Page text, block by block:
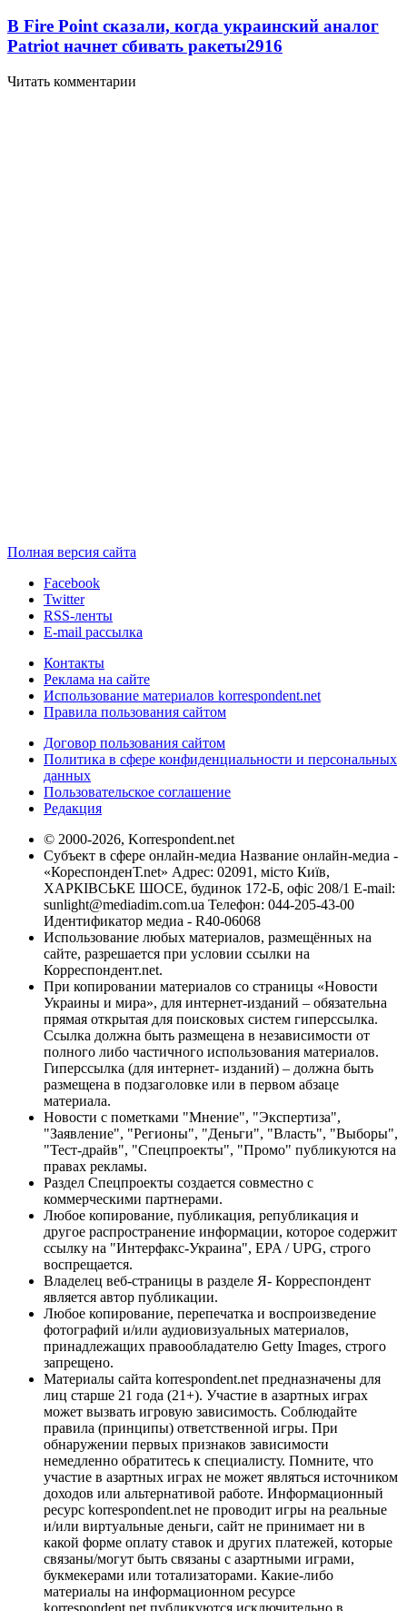
В Fire Point сказали, когда украинский аналог
Patriot начнет сбивать ракеты2916
Читать комментарии
Полная версия сайта
Facebook
Twitter
RSS-ленты
E-mail рассылка
Контакты
Реклама на сайте
Использование материалов korrespondent.net
Правила пользования сайтом
Договор пользования сайтом
Политика в сфере конфиденциальности и персональных
данных
Пользовательское соглашение
Редакция
© 2000-2026, Korrespondent.net
Субъект в сфере онлайн-медиа Название онлайн-медиа -
«КореспонденТ.net» Адрес: 02091, місто Київ,
ХАРКІВСЬКЕ ШОСЕ, будинок 172-Б, офіс 208/1 E-mail:
sunlight@mediadim.com.ua Телефон: 044-205-43-00
Идентификатор медиа - R40-06068
Использование любых материалов, размещённых на
сайте, разрешается при условии ссылки на
Корреспондент.net.
При копировании материалов со страницы «Новости
Украины и мира», для интернет-изданий – обязательна
прямая открытая для поисковых систем гиперссылка.
Ссылка должна быть размещена в независимости от
полного либо частичного использования материалов.
Гиперссылка (для интернет- изданий) – должна быть
размещена в подзаголовке или в первом абзаце
материала.
Новости с пометками "Мнение", "Экспертиза",
"Заявление", "Регионы", "Деньги", "Власть", "Выборы",
"Тест-драйв", "Спецпроекты", "Промо" публикуются на
правах рекламы.
Раздел Спецпроекты создается совместно с
коммерческими партнерами.
Любое копирование, публикация, републикация и
другое распространение информации, которое содержит
ссылку на "Интерфакс-Украина", EPA / UPG, строго
воспрещается.
Владелец веб-страницы в разделе Я- Корреспондент
является автор публикации.
Любое копирование, перепечатка и воспроизведение
фотографий и/или аудиовизуальных материалов,
принадлежащих правообладателю Getty Images, строго
запрещено.
Материалы сайта korrespondent.net предназначены для
лиц старше 21 года (21+). Участие в азартных играх
может вызвать игровую зависимость. Соблюдайте
правила (принципы) ответственной игры. При
обнаружении первых признаков зависимости
немедленно обратитесь к специалисту. Помните, что
участие в азартных играх не может являться источником
доходов или альтернативой работе. Информационный
ресурс korrespondent.net не проводит игры на реальные
и/или виртуальные деньги, сайт не принимает ни в
какой форме оплату ставок и других платежей, которые
связаны/могут быть связаны с азартными играми,
букмекерами или тотализаторами. Какие-либо
материалы на информационном ресурсе
korrespondent.net публикуются исключительно в